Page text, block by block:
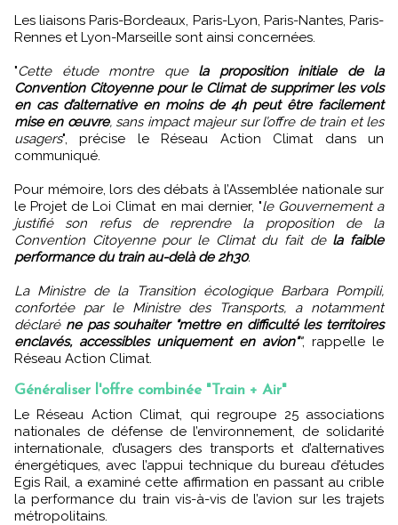
Les liaisons Paris-Bordeaux, Paris-Lyon, Paris-Nantes, Paris-
Rennes et Lyon-Marseille sont ainsi concernées.
"Cette étude montre que la proposition initiale de la
Convention Citoyenne pour le Climat de supprimer les vols
en cas d’alternative en moins de 4h peut être facilement
mise en œuvre, sans impact majeur sur l’offre de train et les
usagers", précise le Réseau Action Climat dans un
communiqué.
Pour mémoire, lors des débats à l’Assemblée nationale sur
le Projet de Loi Climat en mai dernier, "le Gouvernement a
justifié son refus de reprendre la proposition de la
Convention Citoyenne pour le Climat du fait de la faible
performance du train au-delà de 2h30.
La Ministre de la Transition écologique Barbara Pompili,
confortée par le Ministre des Transports, a notamment
déclaré ne pas souhaiter "mettre en difficulté les territoires
enclavés, accessibles uniquement en avion"", rappelle le
Réseau Action Climat.
Généraliser l'offre combinée "Train + Air"
Le Réseau Action Climat, qui regroupe 25 associations
nationales de défense de l’environnement, de solidarité
internationale, d’usagers des transports et d’alternatives
énergétiques, avec l’appui technique du bureau d’études
Egis Rail, a examiné cette affirmation en passant au crible
la performance du train vis-à-vis de l’avion sur les trajets
métropolitains.